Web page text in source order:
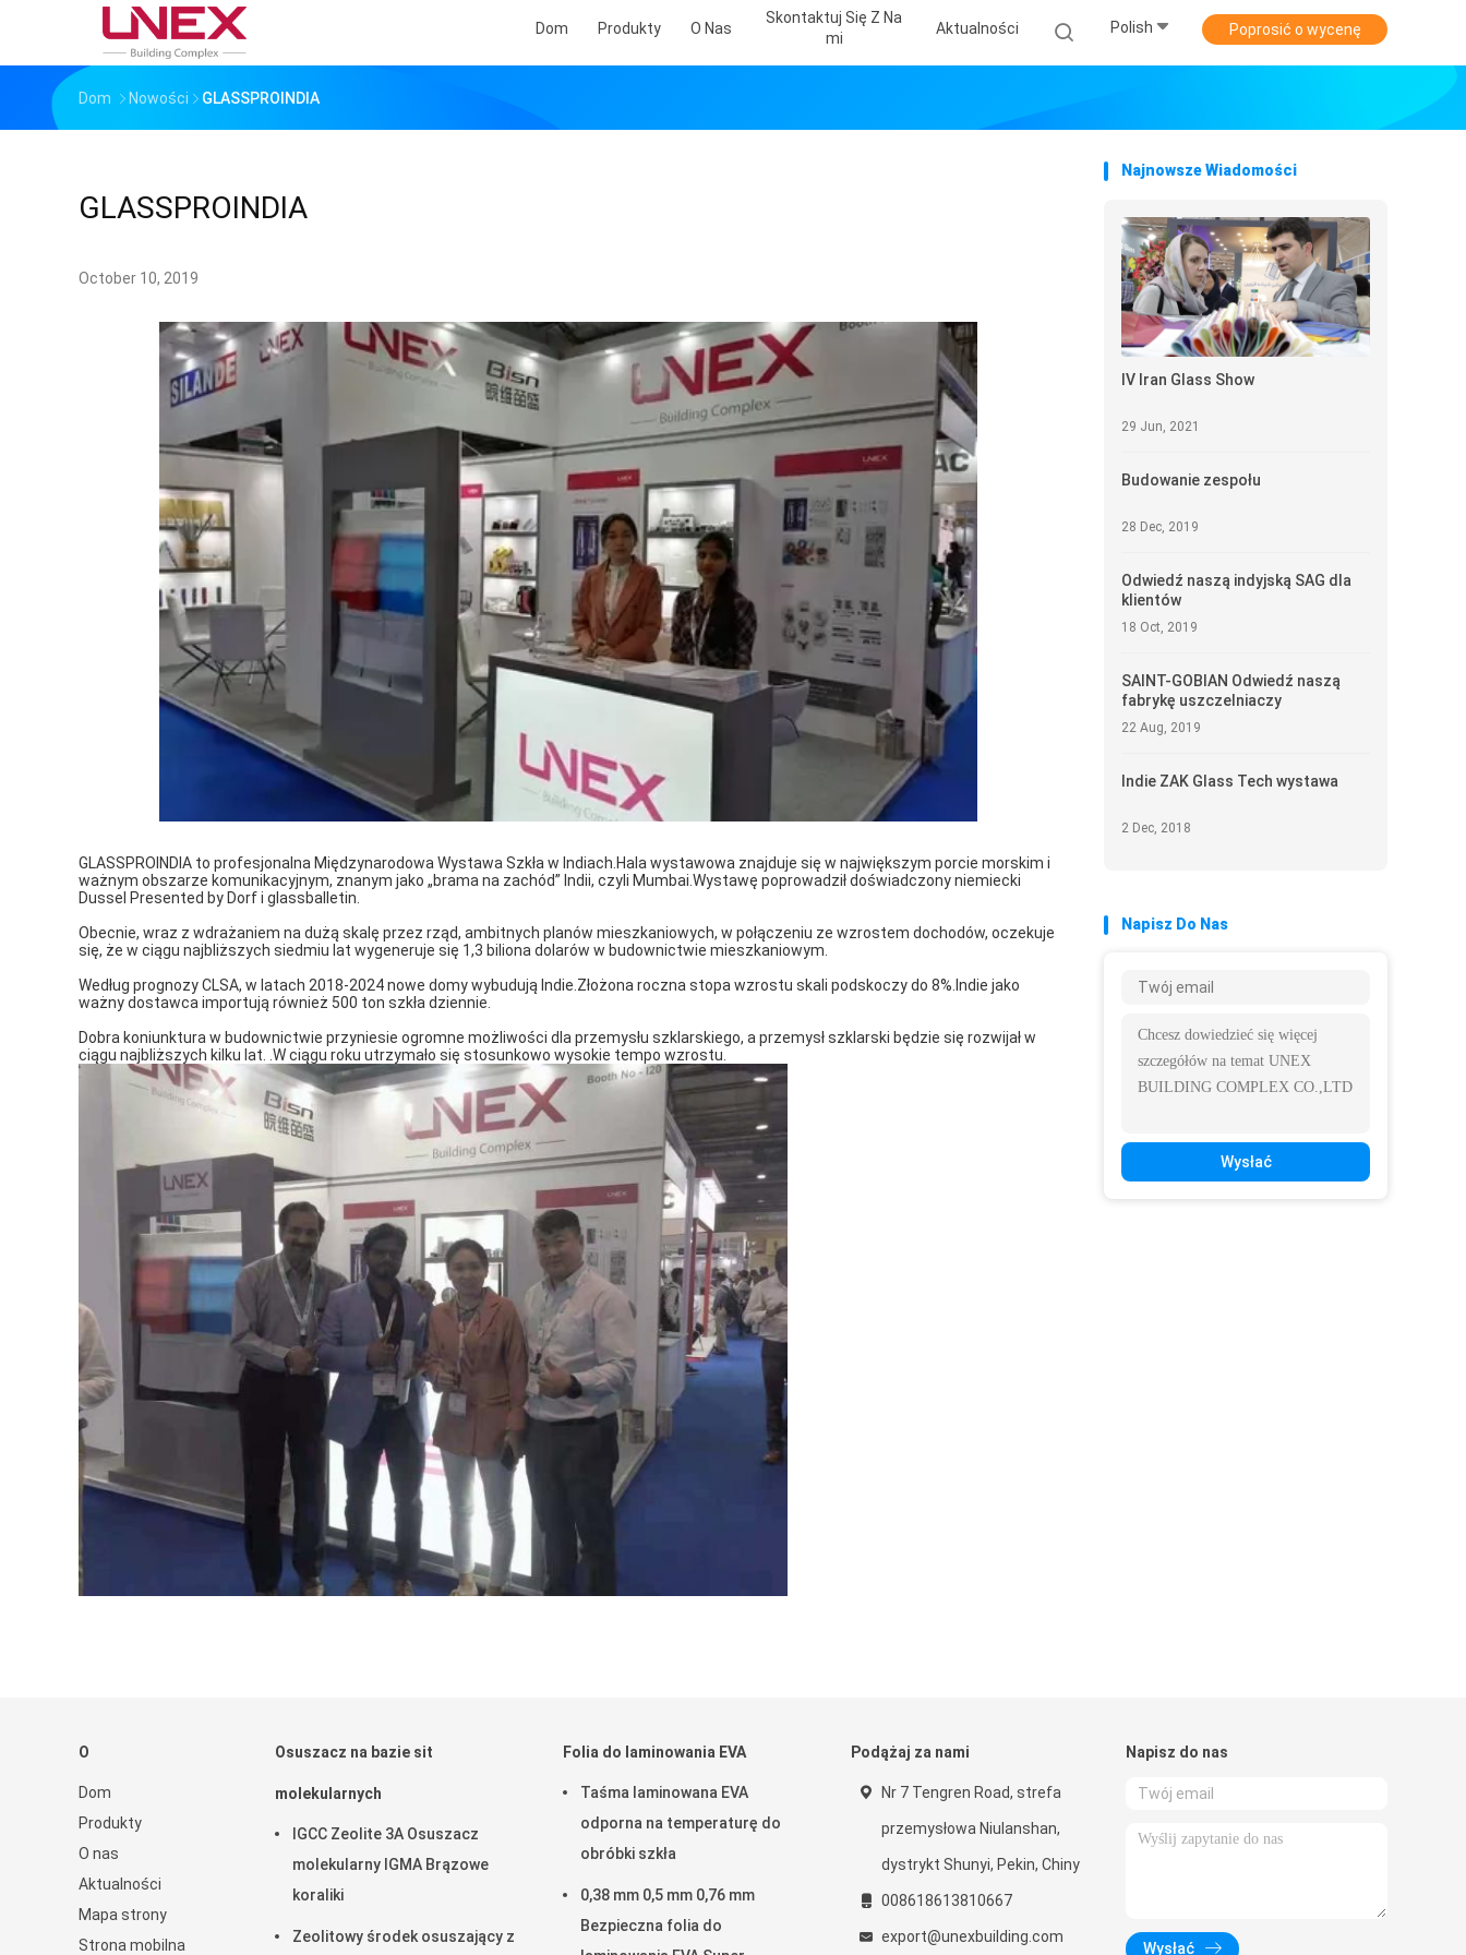
Dom Produkty O Nas
Skontaktuj Się Z Na
Mi
Aktualności Polish Poprosić o wycenę
Dom Nowości GLASSPROINDIA
GLASSPROINDIA
October 10, 2019
GLASSPROINDIA to profesjonalna Międzynarodowa Wystawa Szkła w Indiach.Hala wystawowa znajduje się w największym porcie morskim i
ważnym obszarze komunikacyjnym, znanym jako „brama na zachód” Indii, czyli Mumbai.Wystawę poprowadził doświadczony niemiecki
Dussel Presented by Dorf i glassballetin.
Obecnie, wraz z wdrażaniem na dużą skalę przez rząd, ambitnych planów mieszkaniowych, w połączeniu ze wzrostem dochodów, oczekuje
się, że w ciągu najbliższych siedmiu lat wygeneruje się 1,3 biliona dolarów w budownictwie mieszkaniowym.
Według prognozy CLSA, w latach 2018-2024 nowe domy wybudują Indie.Złożona roczna stopa wzrostu skali podskoczy do 8%.Indie jako
ważny dostawca importują również 500 ton szkła dziennie.
Dobra koniunktura w budownictwie przyniesie ogromne możliwości dla przemysłu szklarskiego, a przemysł szklarski będzie się rozwijał w
ciągu najbliższych kilku lat. .W ciągu roku utrzymało się stosunkowo wysokie tempo wzrostu.
Najnowsze Wiadomości
IV Iran Glass Show
29 Jun, 2021
Budowanie zespołu
28 Dec, 2019
Odwiedź naszą indyjską SAG dla
klientów
18 Oct, 2019
SAINT-GOBIAN Odwiedź naszą
fabrykę uszczelniaczy
22 Aug, 2019
Indie ZAK Glass Tech wystawa
2 Dec, 2018
Napisz Do Nas
Wysłać
O
Dom
Produkty
O nas
Aktualności
Mapa strony
Strona mobilna
Osuszacz na bazie sit
molekularnych
IGCC Zeolite 3A Osuszacz
molekularny IGMA Brązowe
koraliki
Zeolitowy środek osuszający z
Folia do laminowania EVA
Taśma laminowana EVA
odporna na temperaturę do
obróbki szkła
0,38 mm 0,5 mm 0,76 mm
Bezpieczna folia do
Podążaj za nami
Nr 7 Tengren Road, strefa
przemysłowa Niulanshan,
dystrykt Shunyi, Pekin, Chiny
008618613810667
export@unexbuilding.com
Napisz do nas
Wysłać